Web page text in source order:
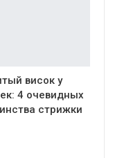
висок у
4 очевидных
стрижки